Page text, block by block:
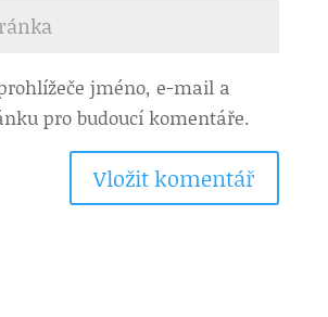
jméno, e-mail a
pro budoucí komentáře.